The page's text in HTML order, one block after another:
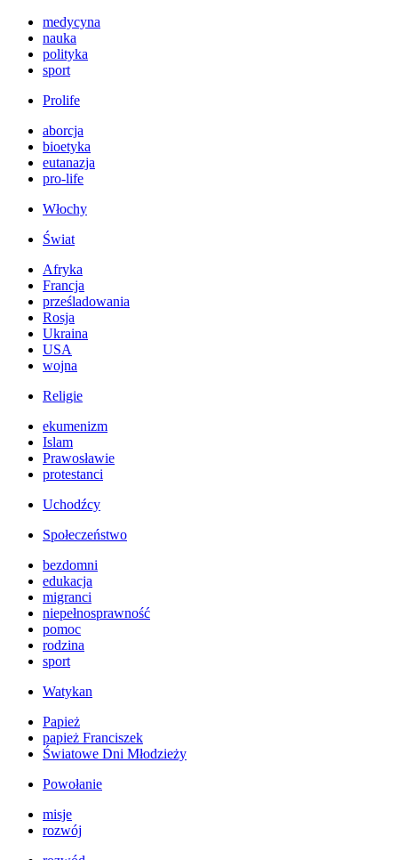
medycyna
nauka
polityka
sport
Prolife
aborcja
bioetyka
eutanazja
pro-life
Włochy
Świat
Afryka
Francja
prześladowania
Rosja
Ukraina
USA
wojna
Religie
ekumenizm
Islam
Prawosławie
protestanci
Uchodźcy
Społeczeństwo
bezdomni
edukacja
migranci
niepełnosprawność
pomoc
rodzina
sport
Watykan
Papież
papież Franciszek
Światowe Dni Młodzieży
Powołanie
misje
rozwój